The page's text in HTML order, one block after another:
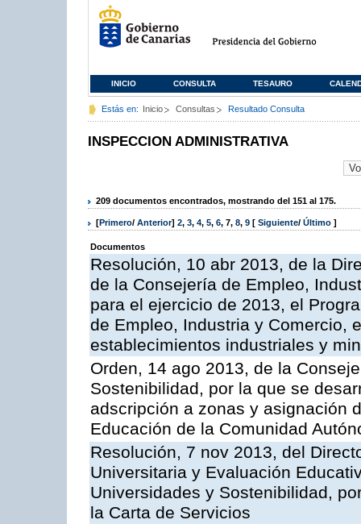
INICIO CONSULTA TESAURO
Estás en: Inicio Consultas Resultado Consulta
INSPECCION ADMINISTRATIVA
209 documentos encontrados, mostrando del 151 al 175.
[Primero/ Anterior] 2, 3, 4, 5, 6, 7, 8, 9 [ Siguiente/ Último ]
Documentos
Resolución, 10 abr 2013, de la
de la Consejería de Empleo,
para el ejercicio de 2013, el
de Empleo, Industria y Comercio,
establecimientos industriales y
Orden, 14 ago 2013, de la
Sostenibilidad, por la que se
adscripción a zonas y asignación
Educación de la Comunidad
Resolución, 7 nov 2013, del
Universitaria y Evaluación
Universidades y Sostenibilidad,
la Carta de Servicios